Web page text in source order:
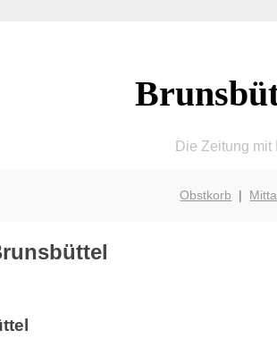
Die Zeitung mit
Obstkorb |